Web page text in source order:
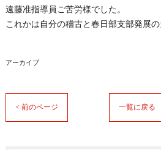
遠藤准指導員ご苦労様でした。
これかは自分の稽古と春日部支部発展の
アーカイブ
< 前のページ 一覧に戻る